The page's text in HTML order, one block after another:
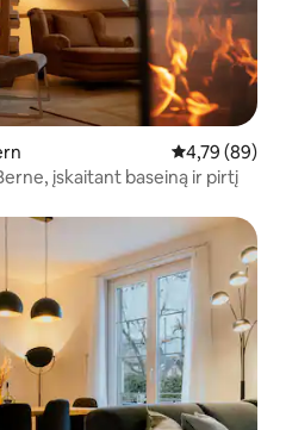
Vidutinis
4,79 (89)
įskaitant baseiną ir pirtį